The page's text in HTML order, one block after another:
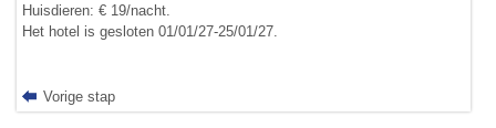
Huisdieren: € 19/nacht.
Het hotel is gesloten 01/01/27-25/01/27.
Vorige stap